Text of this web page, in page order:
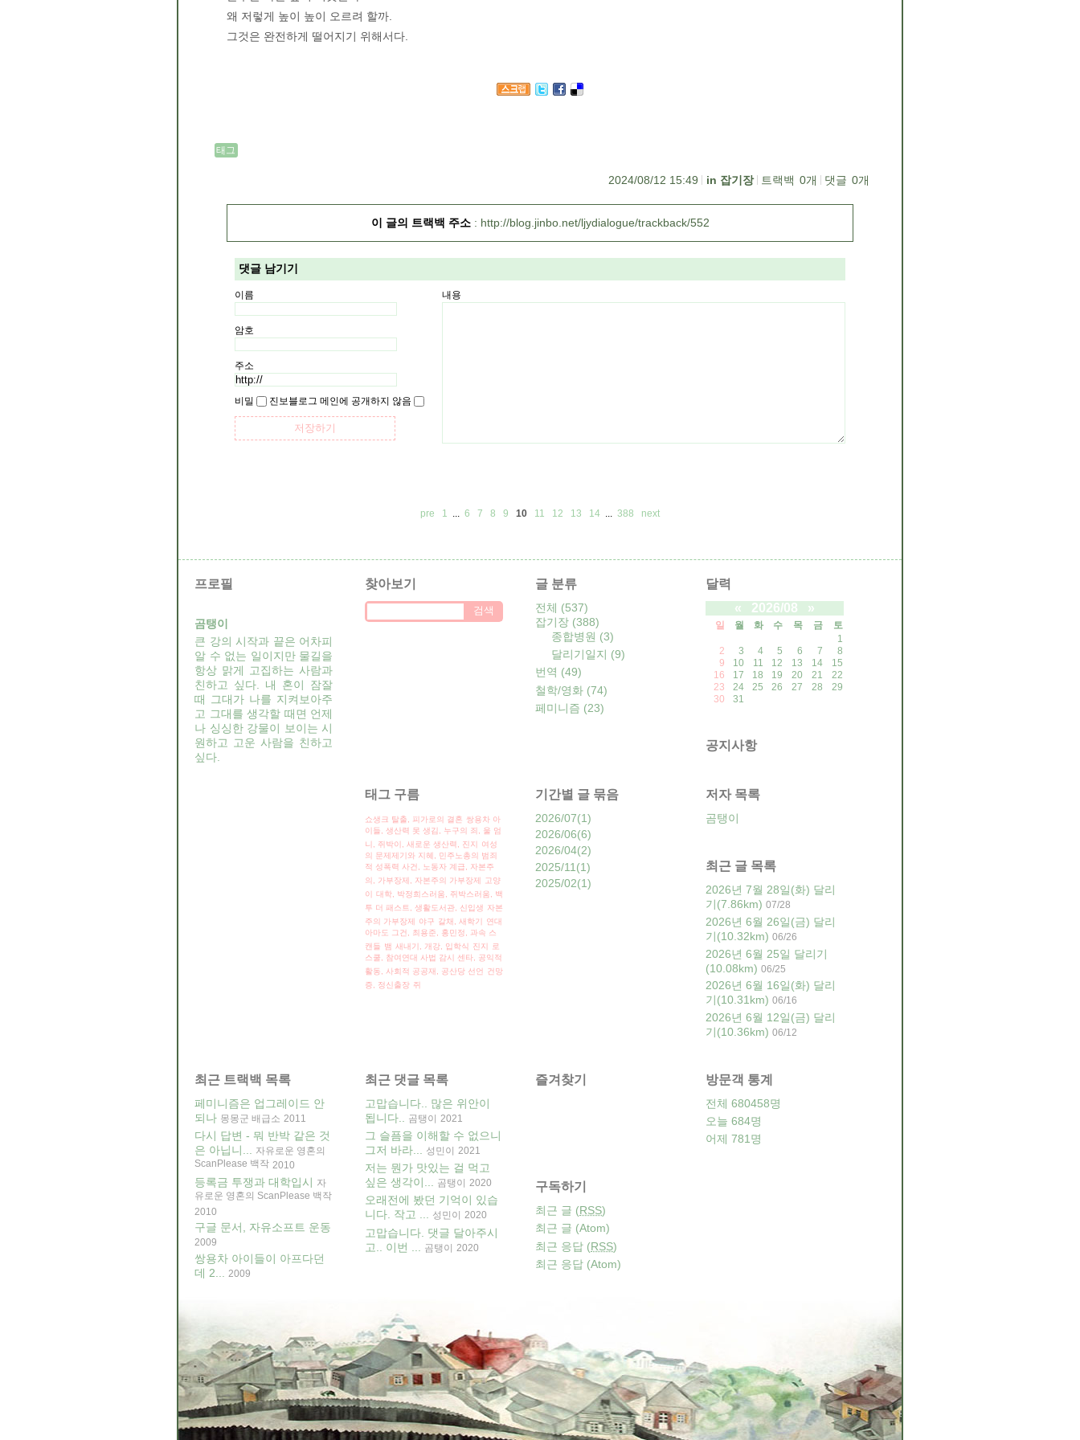
왜 저렇게 높이 높이 오르려 할까.
그것은 완전하게 떨어지기 위해서다.
태그
2024/08/12 15:49 잡기장 트랙백 0개 댓글 0개
이 글의 트랙백 주소 http://blog.jinbo.net/ljydialogue/trackback/552
댓글 남기기
이름
암호
주소
비밀 진보블로그 메인에 공개하지 않음
내용
pre 1 ... 6 7 8 9 10 11 12 13 14 ... 388 next
프로필
곰탱이
큰 강의 시작과 끝은 어차피
알 수 없는 일이지만 물길을
항상 맑게 고집하는 사람과
친하고 싶다. 내 혼이 잠잘
때 그대가 나를 지켜보아주
고 그대를 생각할 때면 언제
나 싱싱한 강물이 보이는 시
원하고 고운 사람을 친하고
싶다.
찾아보기 글 분류
전체 (537)
잡기장 (388)
종합병원 (3)
달리기일지 (9)
번역 (49)
철학/영화 (74)
페미니즘 (23)
달력
«
2026/08 »
일 월 화 수 목 금
토
1
2
3 4 5 6 7
8
9
10 11 12 13 14
15
16
17 18 19 20 21
22
23
24 25 26 27 28
29
30
31
공지사항
태그 구름
쇼생크 탈출, 피가로의 결혼 쌍용차 아
이들, 생산력 못 생김, 누구의 죄, 울 엄
니, 쥐박이, 새로운 생산력, 진지
여성
의 문제제기와 지혜, 민주노총의 범죄
적 성폭력 사건, 노동자 계급, 자본주
의, 가부장제, 자본주의 가부장제
고양
이
대학, 박정희스러움, 쥐박스러움, 백
투 더 패스트, 생활도서관, 신입생 자본
주의 가부장제
야구 갈채, 새학기
연대
아마도 그건, 최용준, 홍민정, 과속 스
캔들 뱀 새내기, 개강, 입학식 진지
로
스쿨, 참여연대 사법 감시 센타, 공익적
활동, 사회적 공공재, 공산당 선언
건망
증, 정신출장 쥐
기간별 글 묶음
2026/07(1)
2026/06(6)
2026/04(2)
2025/11 (1)
2025/02(1)
저자 목록
곰탱이
최근 글 목록
2026년 7월 28일(화) 달리
기(7.86km) 07/28
2026년 6월 26일(금) 달리
기(10.32km) 06/26
2026년 6월 25일 달리기
(10.08km) 06/25
2026년 6월 16일(화) 달리
기(10.31km) 06/16
2026년 6월 12일(금) 달리
기(10.36km) 06/12
최근 트랙백 목록
페미니즘은 업그레이드 안
되나 몽몽군 배급소 2011
다시 답변 - 뭐 반박 같은 것
은 아닙니...
자유로운 영혼의
ScanPlease 백작 2010
등록금 투쟁과 대학입시 자
유로운 영혼의 ScanPlease 백작
2010
구글 문서, 자유소프트 운동
2009
쌍용차 아이들이 아프다던
데 2...
2009
최근 댓글 목록
고맙습니다.. 많은 위안이
됩니다..
곰탱이 2021
그 슬픔을 이해할 수 없으니
그저 바라...
성민이 2021
저는 뭔가 맛있는 걸 먹고
싶은 생각이...
곰탱이 2020
오래전에 봤던 기억이 있습
니다. 작고 ... 성민이 2020
고맙습니다. 댓글 달아주시
고.. 이번 ...
곰탱이 2020
즐겨찾기 방문객 통계
전체 680458명
오늘 684명
어제 781 명
구독하기
최근 글 (RSS)
최근 글 (Atom)
최근 응답 (RSS)
최근 응답 (Atom)